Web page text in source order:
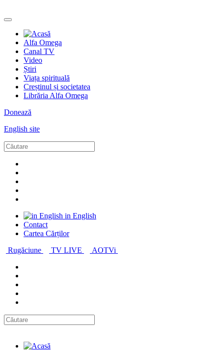
Alfa Omega
Canal TV
Video
Știri
Viața spirituală
Creștinul și societatea
Librăria Alfa Omega
Donează
English site
in English
Contact
Cartea Cărților
Rugăciune
TV LIVE AOTVi